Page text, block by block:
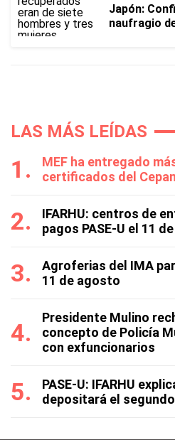
Japón:
naufragio
LAS MÁS LEÍDAS
MEF ha entregado
certificados del
IFARHU: centros de
pagos PASE-U el 11
Agroferias del IMA
11 de agosto
Presidente Mulino
concepto de Policía
con exfuncionarios
PASE-U: IFARHU
depositará el